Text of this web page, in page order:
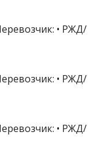
• РЖД/
• РЖД/
• РЖД/